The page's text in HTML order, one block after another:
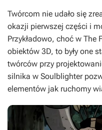
Twórcom nie udało się
okazji pierwszej części i
Przykładowo, choć w The
obiektów 3D, to były one
twórców przy
silnika w Soulblighter
elementów jak ruchomy